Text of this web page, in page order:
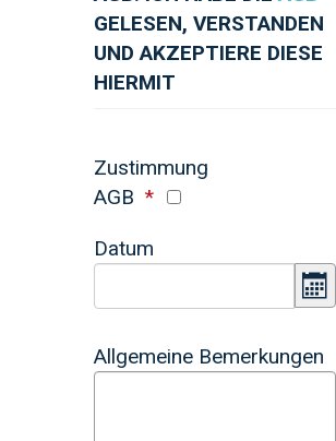
GELESEN, VERSTANDEN
UND AKZEPTIERE DIESE
HIERMIT
Zustimmung
AGB
Datum
Allgemeine Bemerkungen